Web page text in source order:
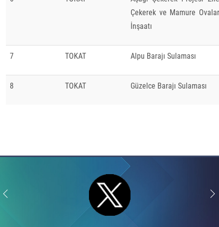
Çekerek ve Mamure
İnşaatı
7 TOKAT Alpu Barajı Sulaması
8 TOKAT Güzelce Barajı Sulaması